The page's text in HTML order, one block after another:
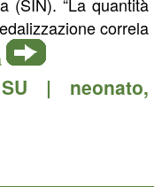
correla
SU | neonato,